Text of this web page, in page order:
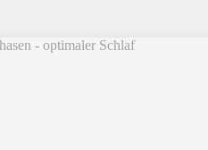
- optimaler Schlaf